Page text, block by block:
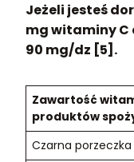
Jeżeli jesteś
mg witaminy C
90 mg/dz [5].
Zawartość
produktów
Czarna porzeczka